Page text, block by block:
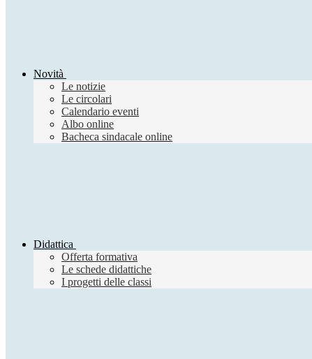
Novità
Le notizie
Le circolari
Calendario eventi
Albo online
Bacheca sindacale online
Didattica
Offerta formativa
Le schede didattiche
I progetti delle classi